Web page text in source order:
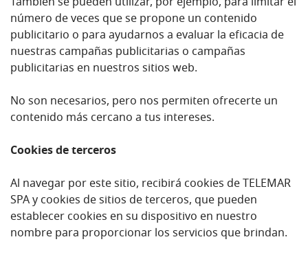
número de veces que se propone un contenido
publicitario o para ayudarnos a evaluar la eficacia de
nuestras campañas publicitarias o campañas
publicitarias en nuestros sitios web.
No son necesarios, pero nos permiten ofrecerte un
contenido más cercano a tus intereses.
Cookies de terceros
Al navegar por este sitio, recibirá cookies de TELEMAR
SPA y cookies de sitios de terceros, que pueden
establecer cookies en su dispositivo en nuestro
nombre para proporcionar los servicios que brindan.